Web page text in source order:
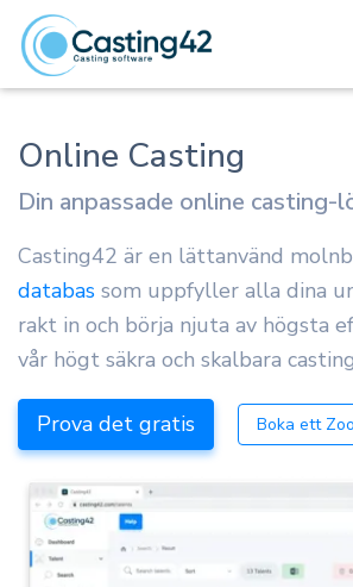
Online Casting
Din anpassade online casting-
Casting42 är en lättanvänd
databas som uppfyller alla dina
rakt in och börja njuta av högsta
vår högt säkra och skalbara
Prova det gratis Boka ett